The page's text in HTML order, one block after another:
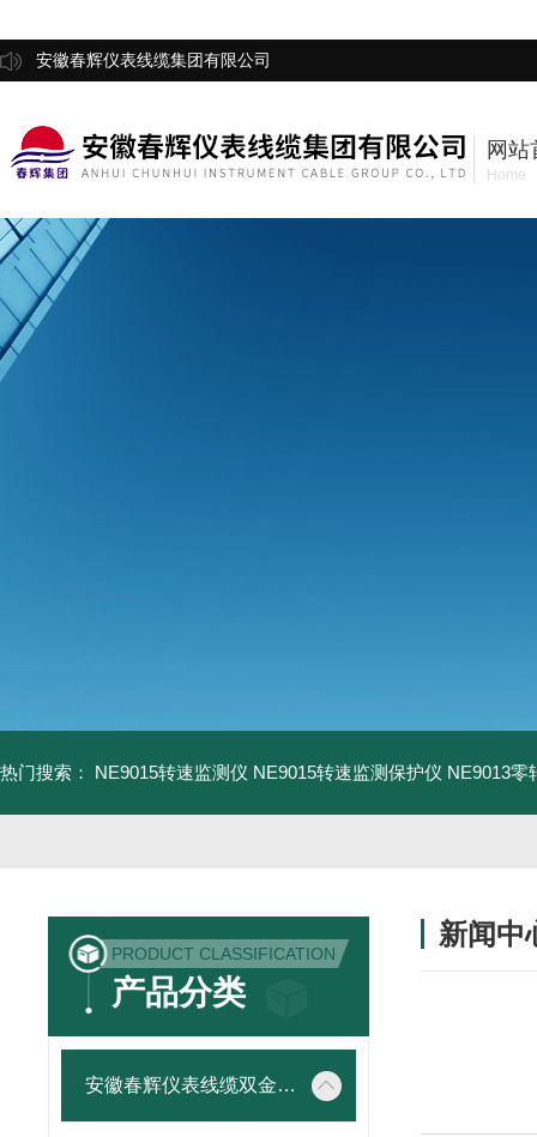
安徽春辉仪表线缆集团有限公司
网站
Home
热门搜索： NE9015转速监测仪 NE9015转速监测保护仪 NE9013零
PRODUCT CLASSIFICATION
产品分类
安徽春辉仪表线缆双金属温度计
新闻中